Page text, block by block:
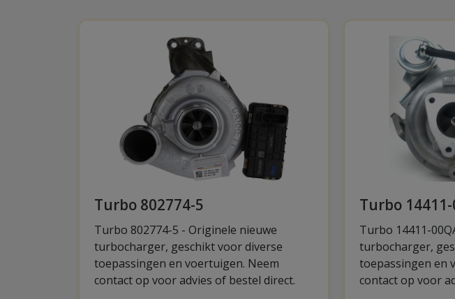
Turbo 802774-5
Turbo 802774-5 - Originele nieuwe
turbocharger, geschikt voor diverse
toepassingen en voertuigen. Neem
contact op voor advies of bestel direct.
Turbo 14411-
Turbo 14411-
turbocharger,
toepassingen en
contact op voor